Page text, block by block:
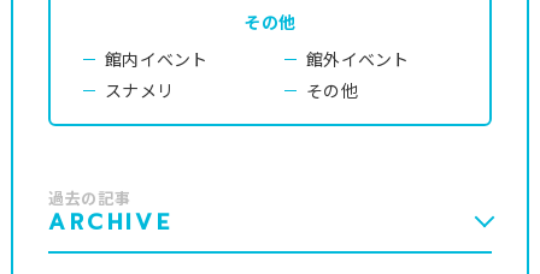
その他
館内イベント
館外イベント
スナメリ
その他
過去の記事
ARCHIVE